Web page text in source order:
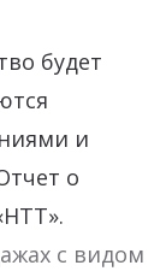
будет
и
о
с видом